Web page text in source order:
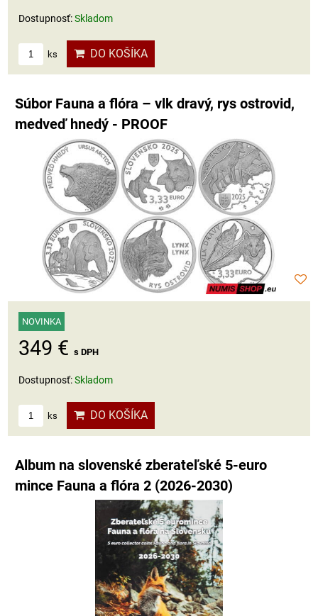
Dostupnosť:Skladom
ks DO KOŠÍKA
Súbor Fauna a flóra – vlk dravý, rys ostrovid,
medveď hnedý - PROOF
NOVINKA
349 € s DPH
Dostupnosť:Skladom
ks DO KOŠÍKA
Album na slovenské zberateľské 5-euro
mince Fauna a flóra 2 (2026-2030)